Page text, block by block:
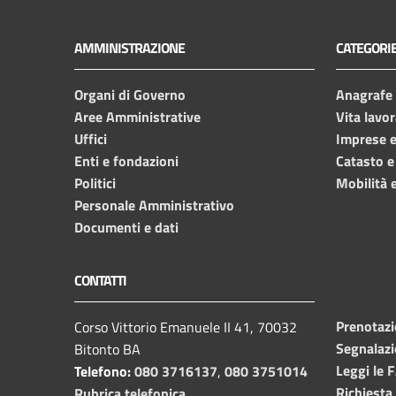
AMMINISTRAZIONE
Organi di Governo
Aree Amministrative
Uffici
Enti e fondazioni
Politici
Personale Amministrativo
Documenti e dati
Vita
Imprese
Catasto
Mobilità
CONTATTI
Corso Vittorio Emanuele II 41, 70032
Bitonto BA
Telefono:080 3716137, 080 3751014
Leggi le